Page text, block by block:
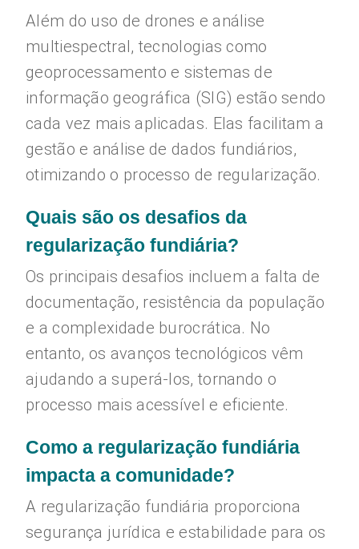
Além do uso de drones e análise
multiespectral, tecnologias como
geoprocessamento e sistemas de
informação geográfica (SIG) estão sendo
cada vez mais aplicadas. Elas facilitam a
gestão e análise de dados fundiários,
otimizando o processo de regularização.
Quais são os desafios da
regularização fundiária?
Os principais desafios incluem a falta de
documentação, resistência da população
e a complexidade burocrática. No
entanto, os avanços tecnológicos vêm
ajudando a superá-los, tornando o
processo mais acessível e eficiente.
Como a regularização fundiária
impacta a comunidade?
A regularização fundiária proporciona
segurança jurídica e estabilidade para os